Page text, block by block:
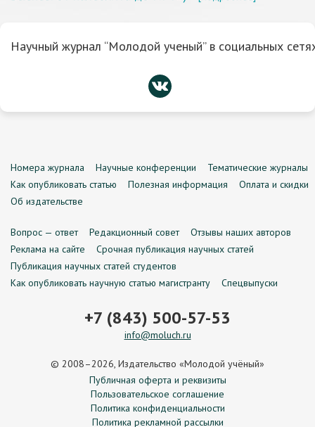
Научный журнал “Молодой ученый” в социальных
Номера журнала Научные конференции
Тематические журналы
Как опубликовать статью
Полезная информация
Оплата и скидки
Об издательстве
Вопрос — ответ Редакционный совет
Отзывы наших авторов
Реклама на сайте
Срочная публикация научных статей
Публикация научных статей студентов
Как опубликовать научную статью магистранту
Спецвыпуски
+7 (843) 500-57-53
info@moluch.ru
© 2008–2026, Издательство «Молодой учёный»
Публичная оферта и реквизиты
Пользовательское соглашение
Политика конфиденциальности
Политика рекламной рассылки